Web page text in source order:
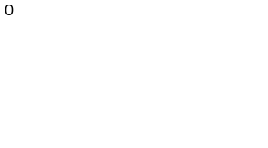
0